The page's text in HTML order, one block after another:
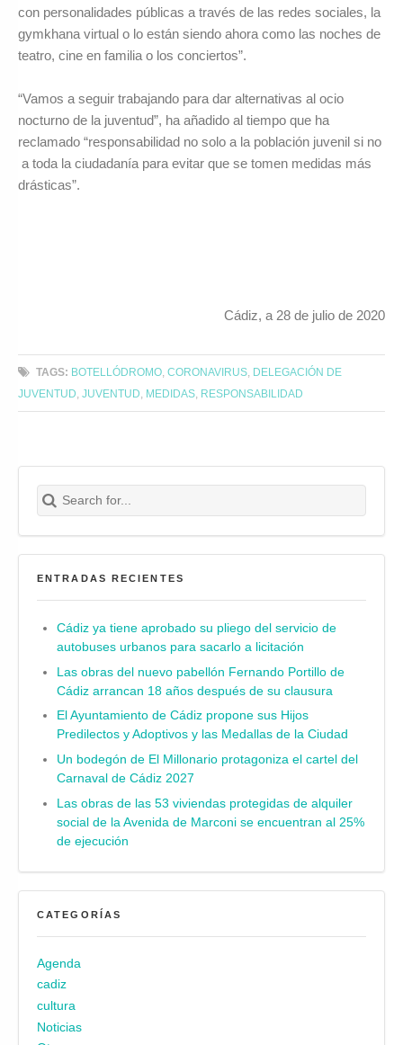
con personalidades públicas a través de las redes sociales, la
gymkhana virtual o lo están siendo ahora como las noches de
teatro, cine en familia o los conciertos”.
“Vamos a seguir trabajando para dar alternativas al ocio
nocturno de la juventud”, ha añadido al tiempo que ha
reclamado “responsabilidad no solo a la población juvenil si no
a toda la ciudadanía para evitar que se tomen medidas más
drásticas”.
Cádiz, a 28 de julio de 2020
TAGS: BOTELLÓDROMO ,CORONAVIRUS DELEGACIÓN DE
JUVENTUD JUVENTUD MEDIDAS RESPONSABILIDAD
Search for:
Buscar
ENTRADAS RECIENTES
Cádiz ya tiene aprobado su pliego del servicio de
autobuses urbanos para sacarlo a licitación
Las obras del nuevo pabellón Fernando Portillo de
Cádiz arrancan 18 años después de su clausura
El Ayuntamiento de Cádiz propone sus Hijos
Predilectos y Adoptivos y las Medallas de la Ciudad
Un bodegón de El Millonario protagoniza el cartel del
Carnaval de Cádiz 2027
Las obras de las 53 viviendas protegidas de alquiler
social de la Avenida de Marconi se encuentran al 25%
de ejecución
CATEGORÍAS
Agenda
cadiz
cultura
Noticias